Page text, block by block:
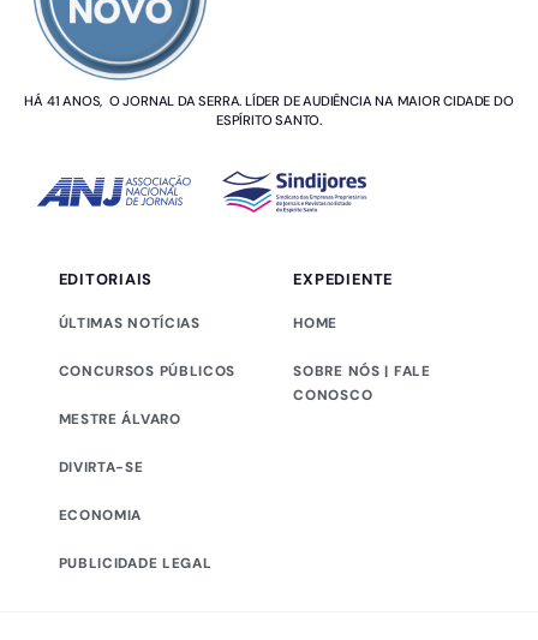
HÁ 41 ANOS, O JORNAL DA SERRA. LÍDER DE AUDIÊNCIA NA MAIOR CIDADE DO
ESPÍRITO SANTO.
EDITORIAIS
ÚLTIMAS NOTÍCIAS
CONCURSOS PÚBLICOS
MESTRE ÁLVARO
DIVIRTA-SE
ECONOMIA
PUBLICIDADE LEGAL
EXPEDIENTE
HOME
SOBRE NÓS | FALE
CONOSCO